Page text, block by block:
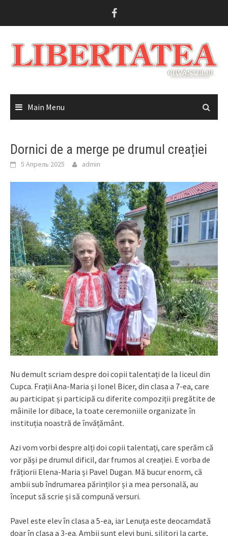
Main Menu
Dornici de a merge pe drumul creației
5 Апрель 2025 admin
Nu demult scriam despre doi copii talentați de la liceul din
Cupca. Frații Ana-Maria și Ionel Bicer, din clasa a 7-ea, care
au participat și participă cu diferite compoziții pregătite de
mâinile lor dibace, la toate ceremoniile organizate în
instituția noastră de învățământ.
Azi vom vorbi despre alți doi copii talentați, care sperăm că
vor păși pe drumul dificil, dar frumos al creației. E vorba de
frățiorii Elena-Maria și Pavel Dugan. Mă bucur enorm, că
ambii sub îndrumarea părinților și a mea personală, au
început să scrie și să compună versuri.
Pavel este elev în clasa a 5-ea, iar Lenuța este deocamdată
doar în clasa a 3-ea. Ambii sunt elevi buni, silitori la carte,